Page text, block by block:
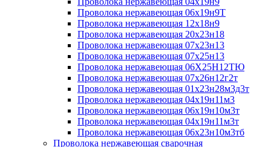
Проволока нержавеющая 06х19н9Т
Проволока нержавеющая 12х18н9
Проволока нержавеющая 20х23н18
Проволока нержавеющая 07х23н13
Проволока нержавеющая 07х25н13
Проволока нержавеющая 06Х25Н12ТЮ
Проволока нержавеющая 07х26н12г2т
Проволока нержавеющая 01х23н28м3д3т
Проволока нержавеющая 04х19н11м3
Проволока нержавеющая 06х19н10м3т
Проволока нержавеющая 04х19н11м3т
Проволока нержавеющая 06х23н10м3тб
Проволока нержавеющая сварочная